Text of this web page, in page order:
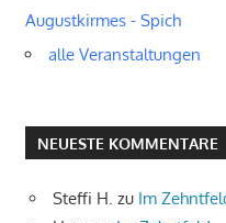
Augustkirmes - Spich
alle Veranstaltungen
NEUESTE KOMMENTARE
Steffi H. zu Im